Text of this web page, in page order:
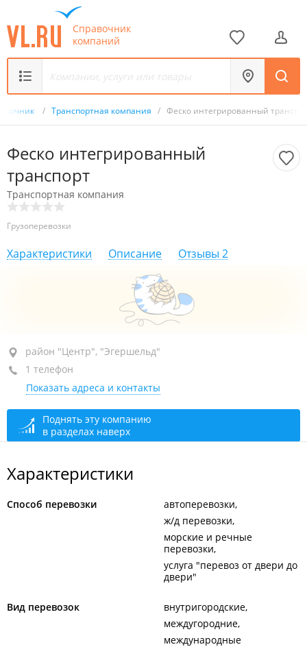
Справочник
компаний
/ Транспортная компания / Феско интегрированный
Феско интегрированный
транспорт
Транспортная компания
Грузоперевозки
Характеристики Описание Отзывы 2
район "Центр", ул. Алеутская, 13
сегодня закрыто
район "Центр", "Эгершельд"
1 телефон
Показать адреса и контакты
Поднять эту компанию
в разделах наверх
Характеристики
Способ перевозки
автоперевозки
ж/д перевозки
морские и речные
перевозки
услуга "перевоз от двери до
двери"
Вид перевозок
внутригородские
междугородние
международные